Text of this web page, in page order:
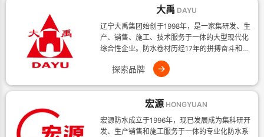
大禹 DAYU
辽宁大禹集团始创于1998年，是一家集研发、生
产、销售、施工、技术服务于一体的大型现代化
综合性企业。防水卷材历经17年的拼搏奋斗和创
新，集团不断发展壮大，产
探索品牌 →
宏源 HONGYUAN
宏源防水成立于1996年，现已发展成为集科研开
发、生产销售和施工服务于一体的专业化防水系